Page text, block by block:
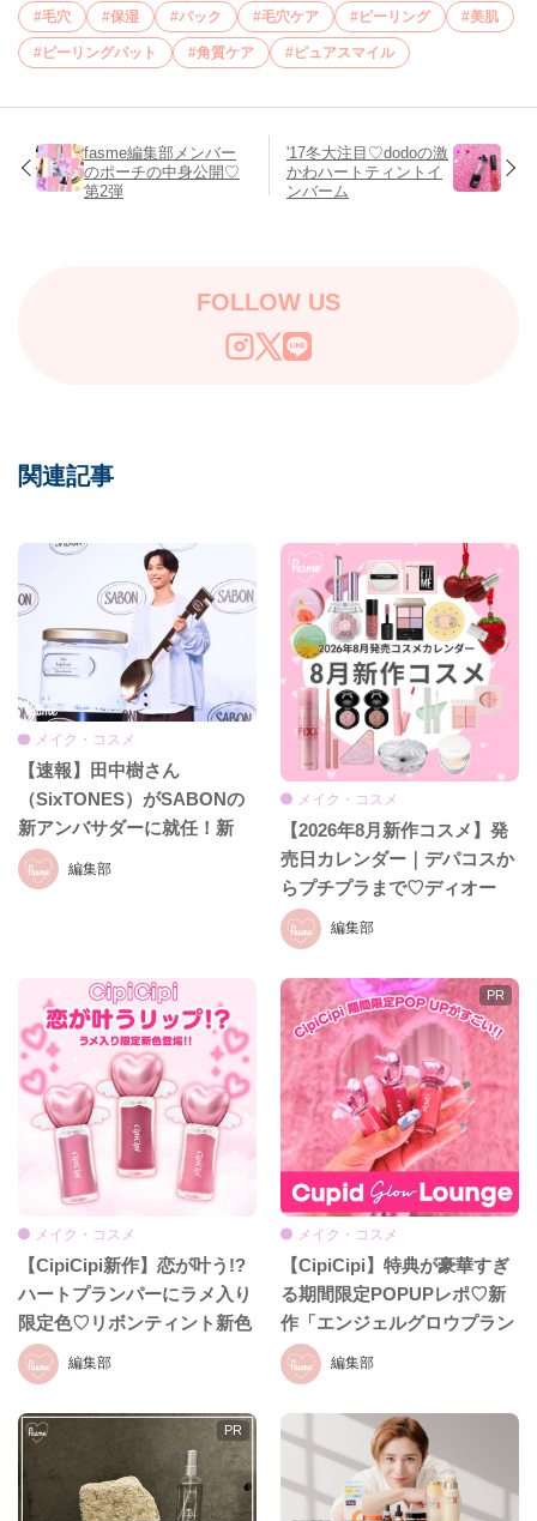
毛穴 保湿 パック 毛穴ケア ピーリング 美肌
ピーリングパット 角質ケア ピュアスマイル
fasme編集部メンバー
のポーチの中身公開♡
第2弾
'17冬大注目♡dodoの激
かわハートティントイ
ンバーム
FOLLOW US
関連記事
編集部
メイク・コスメ
【速報】田中樹さん
（SixTONES）がSABONの
新アンバサダーに就任！新
CM初公開＆就任発表会をレ
ポ♡
編集部
メイク・コスメ
【2026年8月新作コスメ】発
売日カレンダー｜デパコスか
らプチプラまで♡ディオー
ル、イヴ・サンローラン、ケ
イト、セザンヌほか話題ブラ
ンドまとめ
編集部
メイク・コスメ
【CipiCipi新作】恋が叶う!?
ハートプランパーにラメ入り
限定色♡リボンティント新色
も8月19日発売
編集部
メイク・コスメ
【CipiCipi】特典が豪華すぎ
る期間限定POPUPレポ♡新
作「エンジェルグロウプラン
パー」も必見!!